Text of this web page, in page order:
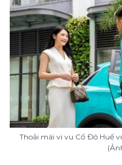
Thoải mái vi vu Cố Đô Huế